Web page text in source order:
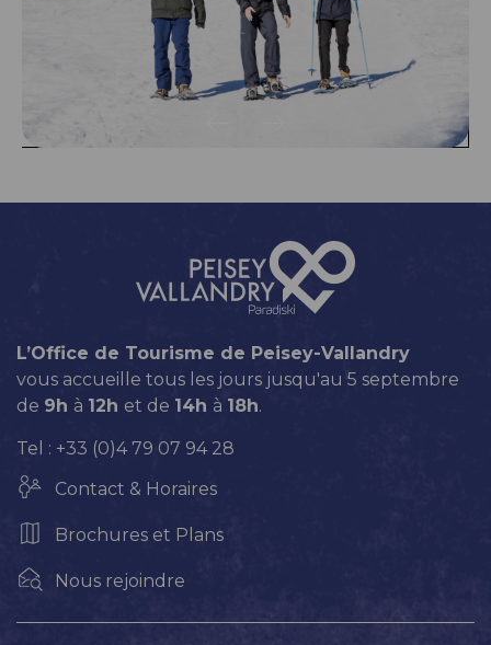
L’Office de Tourisme de Peisey-Vallandry
vous accueille tous les jours jusqu'au 5 septembre
de 9h à 12h et de 14h à 18h.
Tel : +33 (0)4 79 07 94 28
Contact & Horaires
Brochures et Plans
Nous rejoindre